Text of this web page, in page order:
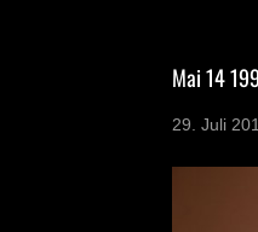
Mai 14
29. Juli